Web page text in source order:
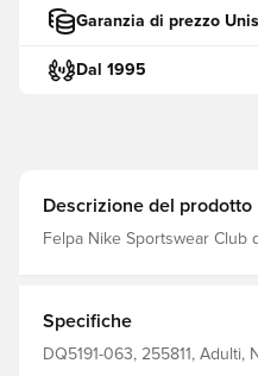
Garanzia di prezzo
Dal 1995
Descrizione del prodotto
Felpa Nike Sportswear Club
Specifiche
DQ5191-063, 255811, Adulti,